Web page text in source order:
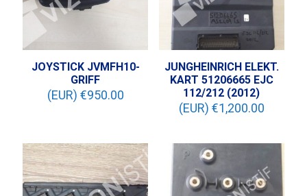
JOYSTICK JVMFH10-
GRIFF
(EUR) €950.00
JUNGHEINRICH ELEKT.
KART 51206665 EJC
112/212 (2012)
(EUR) €1,200.00